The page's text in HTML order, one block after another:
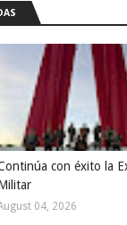
con éxito la
04, 2026